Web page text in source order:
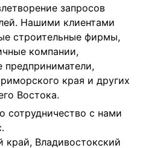
запросов
Нашими клиентами
строительные фирмы,
компании,
предприниматели,
края и других
Востока.
сотрудничество с нами
край, Владивостокский